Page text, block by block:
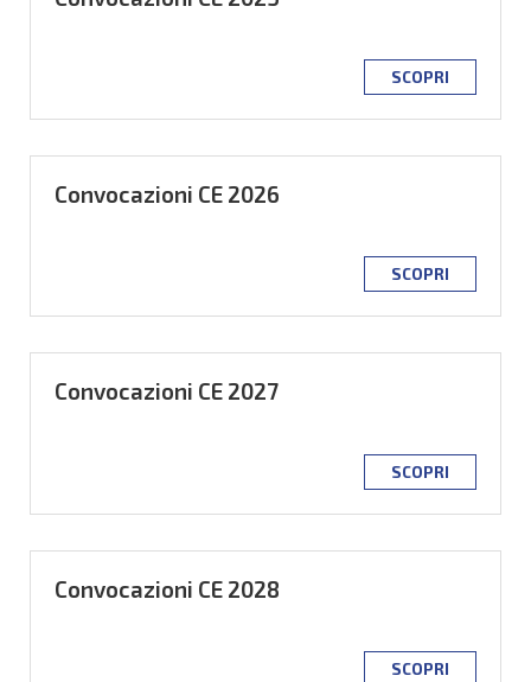
SCOPRI
Convocazioni CE 2026
SCOPRI
Convocazioni CE 2027
SCOPRI
Convocazioni CE 2028
SCOPRI